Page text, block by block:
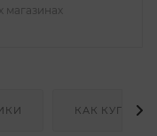
магазинах
КАК КУПИТЬ